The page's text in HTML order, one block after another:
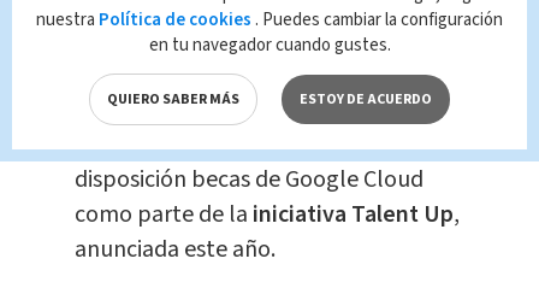
al cliente, inglés, competencias
digitales, análisis de datos, Python e
inteligencia artificial.
Asimismo, Procomer pondrá a
disposición becas de Google Cloud
como parte de la iniciativa Talent Up,
anunciada este año.
nuestra Política de cookies . Puedes cambiar la configuración
en tu navegador cuando gustes.
QUIERO SABER MÁS ESTOY DE ACUERDO